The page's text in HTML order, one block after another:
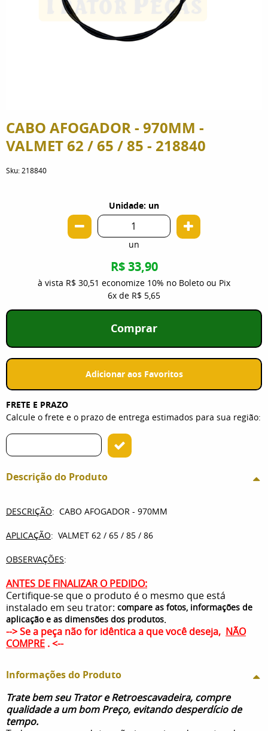
CABO AFOGADOR - 970MM -
VALMET 62 / 65 / 85 - 218840
Sku: 218840
Unidade: un
un
R$ 33,90
à vista R$ 30,51 economize 10% no Boleto ou Pix
6x de R$ 5,65
Comprar
Adicionar aos Favoritos
FRETE E PRAZO
Calcule o frete e o prazo de entrega estimados para sua região:
Descrição do Produto
DESCRIÇÃO: CABO AFOGADOR - 970MM
APLICAÇÃO: VALMET 62 / 65 / 85 / 86
OBSERVAÇÕES:
ANTES DE FINALIZAR O PEDIDO:
Certifique-se que o produto é o mesmo que está
instalado em seu trator: compare as fotos, informações de
aplicação e as dimensões dos produtos.
--> Se a peça não for idêntica a que você deseja, NÃO
COMPRE . <--
Informações do Produto
Trate bem seu Trator e Retroescavadeira, compre
qualidade a um bom Preço, evitando desperdício de
tempo.